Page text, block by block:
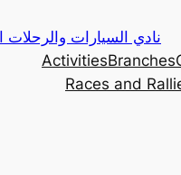
نادي السيارات
ActivitiesBranches
Races and